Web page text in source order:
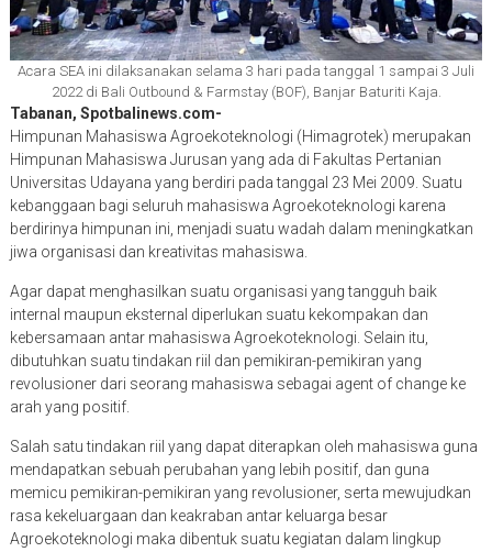
Acara SEA ini dilaksanakan selama 3 hari pada tanggal 1 sampai 3 Juli
2022 di Bali Outbound & Farmstay (BOF), Banjar Baturiti Kaja.
Tabanan, Spotbalinews.com-
Himpunan Mahasiswa Agroekoteknologi (Himagrotek) merupakan
Himpunan Mahasiswa Jurusan yang ada di Fakultas Pertanian
Universitas Udayana yang berdiri pada tanggal 23 Mei 2009. Suatu
kebanggaan bagi seluruh mahasiswa Agroekoteknologi karena
berdirinya himpunan ini, menjadi suatu wadah dalam meningkatkan
jiwa organisasi dan kreativitas mahasiswa.
Agar dapat menghasilkan suatu organisasi yang tangguh baik
internal maupun eksternal diperlukan suatu kekompakan dan
kebersamaan antar mahasiswa Agroekoteknologi. Selain itu,
dibutuhkan suatu tindakan riil dan pemikiran-pemikiran yang
revolusioner dari seorang mahasiswa sebagai agent of change ke
arah yang positif.
Salah satu tindakan riil yang dapat diterapkan oleh mahasiswa guna
mendapatkan sebuah perubahan yang lebih positif, dan guna
memicu pemikiran-pemikiran yang revolusioner, serta mewujudkan
rasa kekeluargaan dan keakraban antar keluarga besar
Agroekoteknologi maka dibentuk suatu kegiatan dalam lingkup